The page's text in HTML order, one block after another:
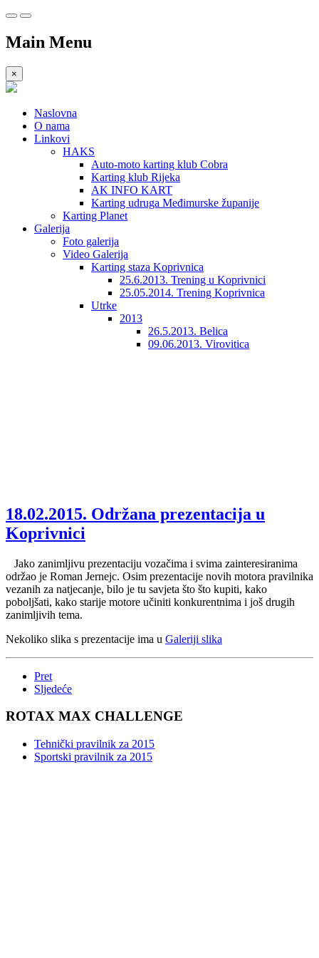
Main Menu
×
Naslovna
O nama
Linkovi
HAKS
Auto-moto karting klub Cobra
Karting klub Rijeka
AK INFO KART
Karting udruga Međimurske županije
Karting Planet
Galerija
Foto galerija
Video Galerija
Karting staza Koprivnica
25.6.2013. Trening u Koprivnici
25.05.2014. Trening Koprivnica
Utrke
2013
26.5.2013. Belica
09.06.2013. Virovitica
18.02.2015. Održana prezentacija u
Koprivnici
Jako zanimljivu prezentaciju vozačima i svima zainteresiranima
održao je Roman Jernejc. Osim prezentacije novih motora pravilnika
vezanih za natjecanje, bilo je tu savjeta što što kupiti, kako
poboljšati, kako starije motore učiniti konkurentnima i još drugih
zanimljivih tema.
Nekoliko slika s prezentacije ima u Galeriji slika
Pret
Sljedeće
ROTAX MAX CHALLENGE
Tehnički pravilnik za 2015
Sportski pravilnik za 2015